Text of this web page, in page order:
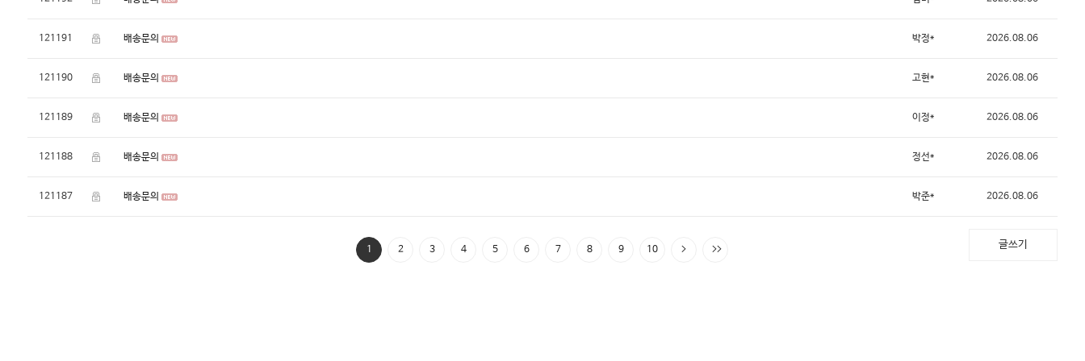
121191 배송문의 박정* 2026.08.06
121190 배송문의 고현* 2026.08.06
121189 배송문의 이정* 2026.08.06
121188 배송문의 정선* 2026.08.06
121187 배송문의 박준* 2026.08.06
글쓰기
1 2 3 4 5 6 7 8 9 10